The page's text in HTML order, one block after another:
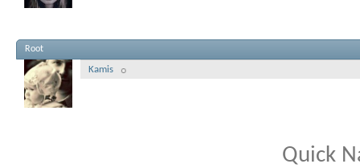
Root
Kamis
Quick